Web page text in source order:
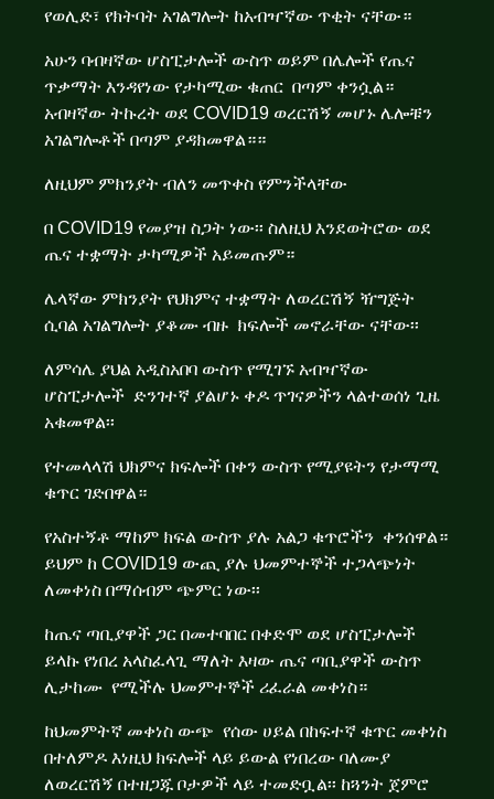
የወሊድ፣ የክትባት አገልግሎት ከአብዣኛው ጥቂት ናቸው።
አሁን ባብዛኛው ሆስፒታሎች ውስጥ ወይም በሌሎች የጤና
ጥቃማት እንዳየነው የታካሚው ቁጠር በጣም ቀንሷል።
አብዛኛው ትኩረት ወደ COVID19 ወረርሽኝ መሆኑ ሌሎቹን
አገልግሎቶች በጣም ያዳክመዋል።።
ለዚህም ምክንያት ብለን መጥቀስ የምንችላቸው
በ COVID19 የመያዝ ስጋት ነው፡፡ ስለዚህ እንደወትሮው ወደ
ጤና ተቋማት ታካሚዎች አይመጡም።
ሌላኛው ምክንያት የህክምና ተቋማት ለወረርሽኝ ዥግጅት
ሲባል አገልግሎት ያቆሙ ብዙ ክፍሎች መኖራቸው ናቸው፡፡
ለምሳሌ ያህል አዲስአበባ ውስጥ የሚገኙ አብዣኛው
ሆስፒታሎች ድንገተኛ ያልሆኑ ቀዶ ጥገናዎችን ላልተወሰነ ጊዜ
አቁመዋል፡፡
የተመላላሽ ህክምና ክፍሎች በቀን ውስጥ የሚያዩትን የታማሚ
ቁጥር ገድበዋል።
የአስተኝቶ ማከም ክፍል ውስጥ ያሉ አልጋ ቁጥሮችን ቀንሰዋል።
ይህም ከ COVID19 ውጪ ያሉ ህመምተኞች ተጋላጭነት
ለመቀነስ በማሰብም ጭምር ነው፡፡
ከጤና ጣቢያዋች ጋር በመተባበር በቀድሞ ወደ ሆስፒታሎች
ይላኩ የነበረ አላስፈላጊ ማለት እዛው ጤና ጣቢያዋች ውስጥ
ሊታከሙ የሚችሉ ህመምተኞች ሪፈራል መቀነስ።
ከህመምትኛ መቀነስ ውጭ የሰው ሀይል በከፍተኛ ቁጥር መቀነስ
በተለምዶ እነዚህ ክፍሎች ላይ ይውል የነበረው ባለሙያ
ለወረርሽኝ በተዘጋጁ ቦታዎች ላይ ተመድቧል፡፡ ከጓንት ጀምሮ